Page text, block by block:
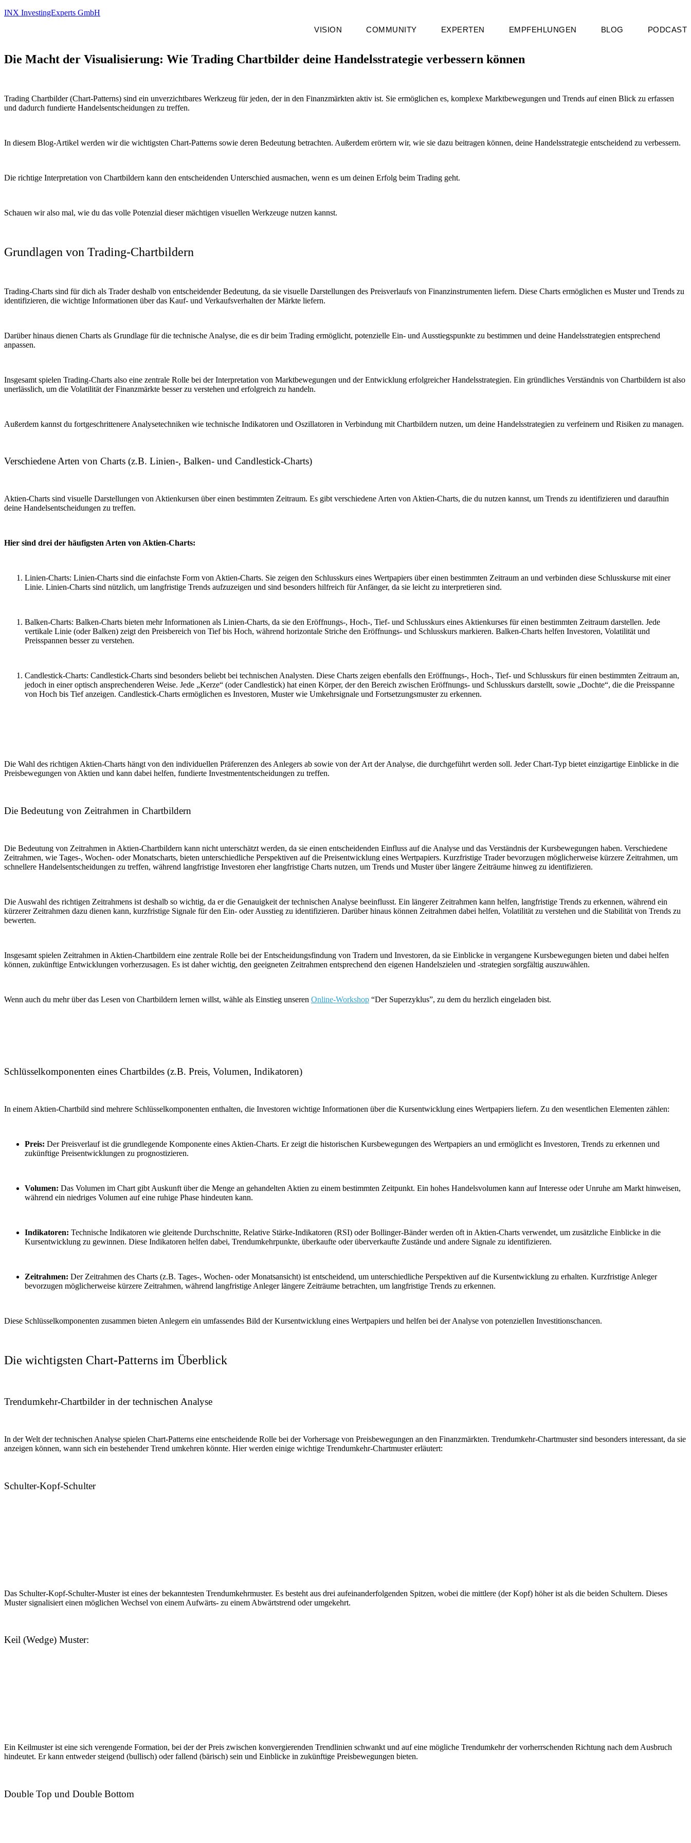
INX InvestingExperts GmbH
VISION
COMMUNITY EXPERTEN EMPFEHLUNGEN BLOG PODCAST
Die Macht der Visualisierung: Wie Trading Chartbilder deine Handelsstrategie verbessern können
Trading Chartbilder (Chart-Patterns) sind ein unverzichtbares Werkzeug für jeden, der in den Finanzmärkten aktiv ist. Sie ermöglichen es, komplexe Marktbewegungen und Trends auf einen Blick zu erfassen
und dadurch fundierte Handelsentscheidungen zu treffen.
In diesem Blog-Artikel werden wir die wichtigsten Chart-Patterns sowie deren Bedeutung betrachten. Außerdem erörtern wir, wie sie dazu beitragen können, deine Handelsstrategie entscheidend zu verbessern.
Die richtige Interpretation von Chartbildern kann den entscheidenden Unterschied ausmachen, wenn es um deinen Erfolg beim Trading geht.
Schauen wir also mal, wie du das volle Potenzial dieser mächtigen visuellen Werkzeuge nutzen kannst.
Grundlagen von Trading-Chartbildern
Trading-Charts sind für dich als Trader deshalb von entscheidender Bedeutung, da sie visuelle Darstellungen des Preisverlaufs von Finanzinstrumenten liefern. Diese Charts ermöglichen es Muster und Trends zu
identifizieren, die wichtige Informationen über das Kauf- und Verkaufsverhalten der Märkte liefern.
Darüber hinaus dienen Charts als Grundlage für die technische Analyse, die es dir beim Trading ermöglicht, potenzielle Ein- und Ausstiegspunkte zu bestimmen und deine Handelsstrategien entsprechend
anpassen.
Insgesamt spielen Trading-Charts also eine zentrale Rolle bei der Interpretation von Marktbewegungen und der Entwicklung erfolgreicher Handelsstrategien. Ein gründliches Verständnis von Chartbildern ist also
unerlässlich, um die Volatilität der Finanzmärkte besser zu verstehen und erfolgreich zu handeln.
Außerdem kannst du fortgeschrittenere Analysetechniken wie technische Indikatoren und Oszillatoren in Verbindung mit Chartbildern nutzen, um deine Handelsstrategien zu verfeinern und Risiken zu managen.
Verschiedene Arten von Charts (z.B. Linien-, Balken- und Candlestick-Charts)
Aktien-Charts sind visuelle Darstellungen von Aktienkursen über einen bestimmten Zeitraum. Es gibt verschiedene Arten von Aktien-Charts, die du nutzen kannst, um Trends zu identifizieren und daraufhin
deine Handelsentscheidungen zu treffen.
Hier sind drei der häufigsten Arten von Aktien-Charts:
Linien-Charts: Linien-Charts sind die einfachste Form von Aktien-Charts. Sie zeigen den Schlusskurs eines Wertpapiers über einen bestimmten Zeitraum an und verbinden diese Schlusskurse mit einer
Linie. Linien-Charts sind nützlich, um langfristige Trends aufzuzeigen und sind besonders hilfreich für Anfänger, da sie leicht zu interpretieren sind.
Balken-Charts: Balken-Charts bieten mehr Informationen als Linien-Charts, da sie den Eröffnungs-, Hoch-, Tief- und Schlusskurs eines Aktienkurses für einen bestimmten Zeitraum darstellen. Jede
vertikale Linie (oder Balken) zeigt den Preisbereich von Tief bis Hoch, während horizontale Striche den Eröffnungs- und Schlusskurs markieren. Balken-Charts helfen Investoren, Volatilität und
Preisspannen besser zu verstehen.
Candlestick-Charts: Candlestick-Charts sind besonders beliebt bei technischen Analysten. Diese Charts zeigen ebenfalls den Eröffnungs-, Hoch-, Tief- und Schlusskurs für einen bestimmten Zeitraum an,
jedoch in einer optisch ansprechenderen Weise. Jede „Kerze“ (oder Candlestick) hat einen Körper, der den Bereich zwischen Eröffnungs- und Schlusskurs darstellt, sowie „Dochte“, die die Preisspanne
von Hoch bis Tief anzeigen. Candlestick-Charts ermöglichen es Investoren, Muster wie Umkehrsignale und Fortsetzungsmuster zu erkennen.
Die Wahl des richtigen Aktien-Charts hängt von den individuellen Präferenzen des Anlegers ab sowie von der Art der Analyse, die durchgeführt werden soll. Jeder Chart-Typ bietet einzigartige Einblicke in die
Preisbewegungen von Aktien und kann dabei helfen, fundierte Investmententscheidungen zu treffen.
Die Bedeutung von Zeitrahmen in Chartbildern
Die Bedeutung von Zeitrahmen in Aktien-Chartbildern kann nicht unterschätzt werden, da sie einen entscheidenden Einfluss auf die Analyse und das Verständnis der Kursbewegungen haben. Verschiedene
Zeitrahmen, wie Tages-, Wochen- oder Monatscharts, bieten unterschiedliche Perspektiven auf die Preisentwicklung eines Wertpapiers. Kurzfristige Trader bevorzugen möglicherweise kürzere Zeitrahmen, um
schnellere Handelsentscheidungen zu treffen, während langfristige Investoren eher langfristige Charts nutzen, um Trends und Muster über längere Zeiträume hinweg zu identifizieren.
Die Auswahl des richtigen Zeitrahmens ist deshalb so wichtig, da er die Genauigkeit der technischen Analyse beeinflusst. Ein längerer Zeitrahmen kann helfen, langfristige Trends zu erkennen, während ein
kürzerer Zeitrahmen dazu dienen kann, kurzfristige Signale für den Ein- oder Ausstieg zu identifizieren. Darüber hinaus können Zeitrahmen dabei helfen, Volatilität zu verstehen und die Stabilität von Trends zu
bewerten.
Insgesamt spielen Zeitrahmen in Aktien-Chartbildern eine zentrale Rolle bei der Entscheidungsfindung von Tradern und Investoren, da sie Einblicke in vergangene Kursbewegungen bieten und dabei helfen
können, zukünftige Entwicklungen vorherzusagen. Es ist daher wichtig, den geeigneten Zeitrahmen entsprechend den eigenen Handelszielen und -strategien sorgfältig auszuwählen.
Wenn auch du mehr über das Lesen von Chartbildern lernen willst, wähle als Einstieg unseren Online-Workshop “Der Superzyklus”, zu dem du herzlich eingeladen bist.
Schlüsselkomponenten eines Chartbildes (z.B. Preis, Volumen, Indikatoren)
In einem Aktien-Chartbild sind mehrere Schlüsselkomponenten enthalten, die Investoren wichtige Informationen über die Kursentwicklung eines Wertpapiers liefern. Zu den wesentlichen Elementen zählen:
Preis: Der Preisverlauf ist die grundlegende Komponente eines Aktien-Charts. Er zeigt die historischen Kursbewegungen des Wertpapiers an und ermöglicht es Investoren, Trends zu erkennen und
zukünftige Preisentwicklungen zu prognostizieren.
Volumen: Das Volumen im Chart gibt Auskunft über die Menge an gehandelten Aktien zu einem bestimmten Zeitpunkt. Ein hohes Handelsvolumen kann auf Interesse oder Unruhe am Markt hinweisen,
während ein niedriges Volumen auf eine ruhige Phase hindeuten kann.
Indikatoren: Technische Indikatoren wie gleitende Durchschnitte, Relative Stärke-Indikatoren (RSI) oder Bollinger-Bänder werden oft in Aktien-Charts verwendet, um zusätzliche Einblicke in die
Kursentwicklung zu gewinnen. Diese Indikatoren helfen dabei, Trendumkehrpunkte, überkaufte oder überverkaufte Zustände und andere Signale zu identifizieren.
Zeitrahmen: Der Zeitrahmen des Charts (z.B. Tages-, Wochen- oder Monatsansicht) ist entscheidend, um unterschiedliche Perspektiven auf die Kursentwicklung zu erhalten. Kurzfristige Anleger
bevorzugen möglicherweise kürzere Zeitrahmen, während langfristige Anleger längere Zeiträume betrachten, um langfristige Trends zu erkennen.
Diese Schlüsselkomponenten zusammen bieten Anlegern ein umfassendes Bild der Kursentwicklung eines Wertpapiers und helfen bei der Analyse von potenziellen Investitionschancen.
Die wichtigsten Chart-Patterns im Überblick
Trendumkehr-Chartbilder in der technischen Analyse
In der Welt der technischen Analyse spielen Chart-Patterns eine entscheidende Rolle bei der Vorhersage von Preisbewegungen an den Finanzmärkten. Trendumkehr-Chartmuster sind besonders interessant, da sie
anzeigen können, wann sich ein bestehender Trend umkehren könnte. Hier werden einige wichtige Trendumkehr-Chartmuster erläutert:
Schulter-Kopf-Schulter
Das Schulter-Kopf-Schulter-Muster ist eines der bekanntesten Trendumkehrmuster. Es besteht aus drei aufeinanderfolgenden Spitzen, wobei die mittlere (der Kopf) höher ist als die beiden Schultern. Dieses
Muster signalisiert einen möglichen Wechsel von einem Aufwärts- zu einem Abwärtstrend oder umgekehrt.
Keil (Wedge) Muster:
Ein Keilmuster ist eine sich verengende Formation, bei der der Preis zwischen konvergierenden Trendlinien schwankt und auf eine mögliche Trendumkehr der vorherrschenden Richtung nach dem Ausbruch
hindeutet. Er kann entweder steigend (bullisch) oder fallend (bärisch) sein und Einblicke in zukünftige Preisbewegungen bieten.
Double Top und Double Bottom